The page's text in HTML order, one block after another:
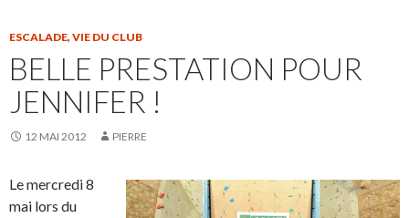
ESCALADE, VIE DU CLUB
BELLE PRESTATION POUR
JENNIFER !
12 MAI 2012 PIERRE
Le mercredi 8
mai lors du